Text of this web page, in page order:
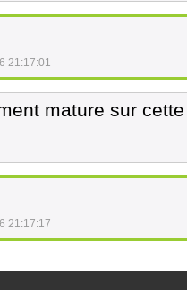
21:17:01
mature sur
21:17:17